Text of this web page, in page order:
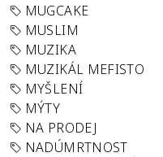
MUGCAKE
MUSLIM
MUZIKA
MUZIKÁL MEFISTO
MYŠLENÍ
MÝTY
NA PRODEJ
NADÚMRTNOST